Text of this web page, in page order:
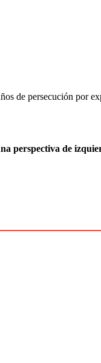
de persecución por
perspectiva de